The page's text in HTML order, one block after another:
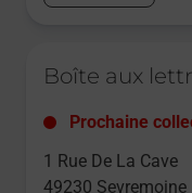
Boîte aux
Prochaine
1 Rue De La Cave
49230 Sevremoine